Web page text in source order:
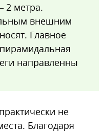
2 метра.
внешним
Главное
направленны
не
Благодаря